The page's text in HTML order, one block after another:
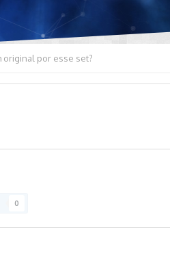
original por esse set?
0